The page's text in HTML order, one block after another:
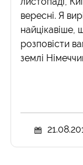
вересні. Я
найцікавіше,
розповісти
землі